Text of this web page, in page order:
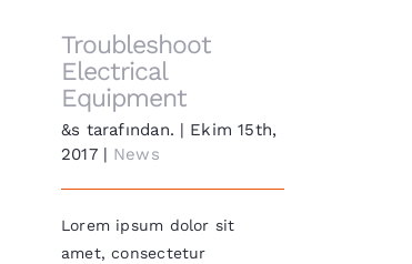
Troubleshoot
Electrical
Equipment
&s tarafından.
Ekim 15th,
2017
News
Lorem ipsum dolor sit
amet, consectetur